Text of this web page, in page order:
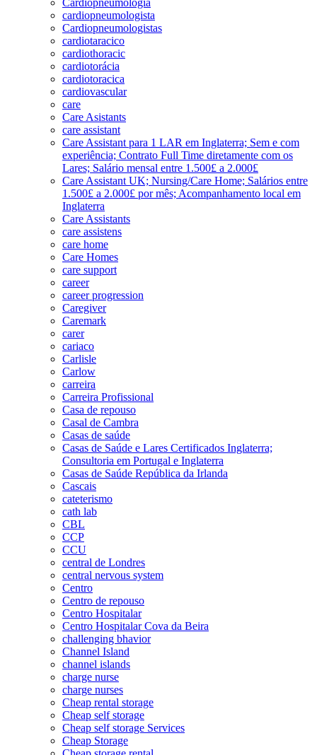
cardiopneumologista
Cardiopneumologistas
cardiotaracico
cardiothoracic
cardiotorácia
cardiotoracica
cardiovascular
care
Care Asistants
care assistant
Care Assistant para 1 LAR em Inglaterra; Sem e com
experiência; Contrato Full Time diretamente com os
Lares; Salário mensal entre 1.500£ a 2.000£
Care Assistant UK; Nursing/Care Home; Salários entre
1.500£ a 2.000£ por mês; Acompanhamento local em
Inglaterra
Care Assistants
care assistens
care home
Care Homes
care support
career
career progression
Caregiver
Caremark
carer
cariaco
Carlisle
Carlow
carreira
Carreira Profissional
Casa de repouso
Casal de Cambra
Casas de saúde
Casas de Saúde e Lares Certificados Inglaterra;
Consultoria em Portugal e Inglaterra
Casas de Saúde República da Irlanda
Cascais
cateterismo
cath lab
CBL
CCP
CCU
central de Londres
central nervous system
Centro
Centro de repouso
Centro Hospitalar
Centro Hospitalar Cova da Beira
challenging bhavior
Channel Island
channel islands
charge nurse
charge nurses
Cheap rental storage
Cheap self storage
Cheap self storage Services
Cheap Storage